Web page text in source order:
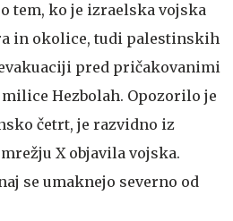
tem, ko je izraelska vojska
in okolice, tudi palestinskih
pred pričakovanimi
Hezbolah. Opozorilo je
četrt, je razvidno iz
X objavila vojska.
se umaknejo severno od